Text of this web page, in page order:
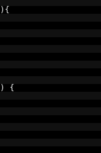
){
)
{